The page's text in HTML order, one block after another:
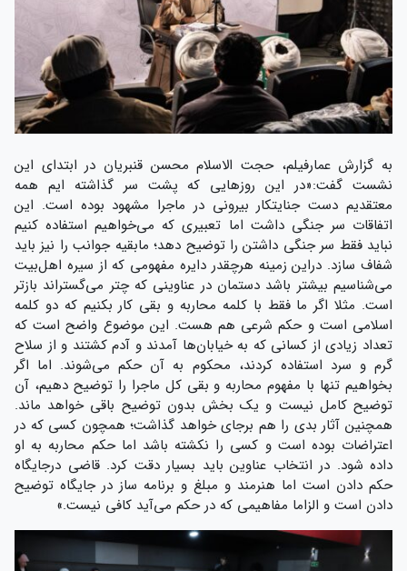
به گزارش عمارفیلم، حجت الاسلام محسن قنبریان در ابتدای این
نشست گفت:«در این روزهایی که پشت سر گذاشته ایم همه
معتقدیم دست جنایتکار بیرونی در ماجرا مشهود بوده است. این
اتفاقات سر جنگی داشت اما تعبیری که می‌خواهیم استفاده کنیم
نباید فقط سر جنگی داشتن را توضیح دهد؛ مابقیه جوانب را نیز باید
شفاف سازد. دراین زمینه هرچقدر دایره مفهومی که از سیره اهل‌بیت
می‌شناسیم بیشتر باشد دستمان در عناوینی که چتر می‌گستراند بازتر
است. مثلا اگر ما فقط با کلمه محاربه و بقی کار بکنیم که دو کلمه
اسلامی است و حکم شرعی هم هست. این موضوع واضح است که
تعداد زیادی از کسانی که به خیابان‌ها آمدند و آدم کشتند و از سلاح
گرم و سرد استفاده کردند، محکوم به آن حکم می‌شوند. اما اگر
بخواهیم تنها با مفهوم محاربه و بقی کل ماجرا را توضیح دهیم، آن
توضیح کامل نیست و یک بخش بدون توضیح باقی خواهد ماند.
همچنین آثار بدی را هم برجای خواهد گذاشت؛ همچون کسی که در
اعتراضات بوده است و کسی را نکشته باشد اما حکم محاربه به او
داده شود. در انتخاب عناوین باید بسیار دقت کرد. قاضی درجایگاه
حکم دادن است اما هنرمند و مبلغ و برنامه ساز در جایگاه توضیح
دادن است و الزاما مفاهیمی که در حکم می‌آید کافی نیست.»